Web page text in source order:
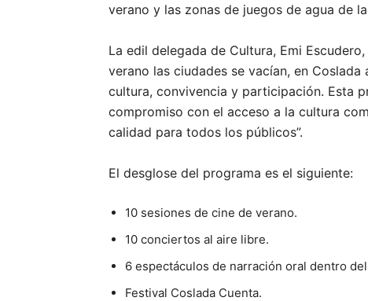
verano y las zonas de juegos de agua de
La edil delegada de Cultura, Emi
verano las ciudades se vacían, en
cultura, convivencia y participación. Esta
compromiso con el acceso a la cultura
calidad para todos los públicos”.
El desglose del programa es el siguiente:
10 sesiones de cine de verano.
10 conciertos al aire libre.
6 espectáculos de narración oral dentro del
Festival Coslada Cuenta.